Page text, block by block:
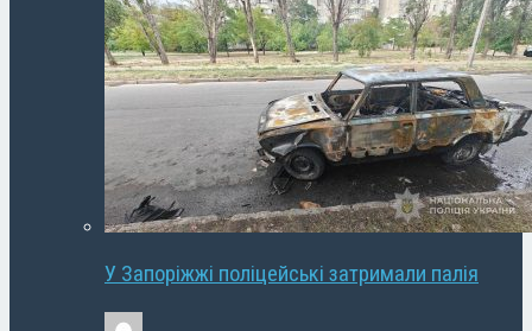
У Запоріжжі поліцейські затримали палія